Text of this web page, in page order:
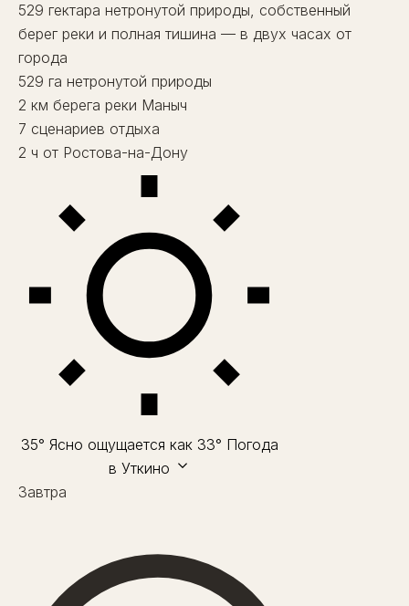
529 гектара нетронутой природы, собственный
берег реки и полная тишина — в двух часах от
города
529 га нетронутой природы
2 км берега реки Маныч
7 сценариев отдыха
2 ч от Ростова-на-Дону
35° Ясно ощущается как 33° Погода
в Уткино
Завтра